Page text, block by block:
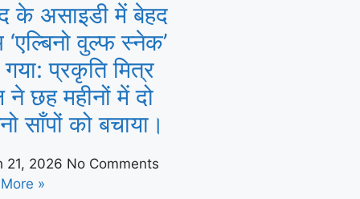
के असाइडी में बेहद
‘एल्बिनो वुल्फ स्नेक’
प्रकृति मित्र
छह महीनों में दो
साँपों को बचाया।
21, 2026 No Comments
»